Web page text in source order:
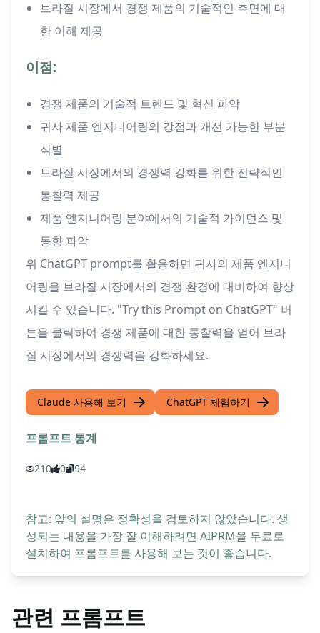
브라질 시장에서 경쟁 제품의 기술적인 측면에 대
한 이해 제공
이점:
경쟁 제품의 기술적 트렌드 및 혁신 파악
귀사 제품 엔지니어링의 강점과 개선 가능한 부분
식별
브라질 시장에서의 경쟁력 강화를 위한 전략적인
통찰력 제공
제품 엔지니어링 분야에서의 기술적 가이던스 및
동향 파악
위 ChatGPT prompt를 활용하면 귀사의 제품 엔지니
어링을 브라질 시장에서의 경쟁 환경에 대비하여 향상
시킬 수 있습니다. "Try this Prompt on ChatGPT" 버
튼을 클릭하여 경쟁 제품에 대한 통찰력을 얻어 브라
질 시장에서의 경쟁력을 강화하세요.
Claude 사용해 보기 ChatGPT 체험하기
프롬프트 통계
210 0 94
참고: 앞의 설명은 정확성을 검토하지 않았습니다. 생
성되는 내용을 가장 잘 이해하려면 AIPRM을 무료로
설치하여 프롬프트를 사용해 보는 것이 좋습니다.
관련 프롬프트